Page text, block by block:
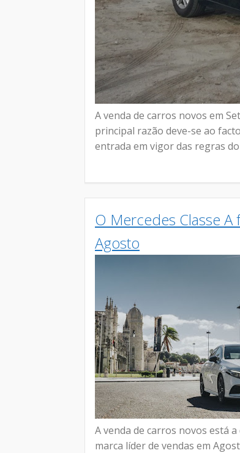
A venda de carros novos em
principal razão deve-se ao
entrada em vigor das regras
O Mercedes Classe
Agosto
A venda de carros novos está
marca líder de vendas em